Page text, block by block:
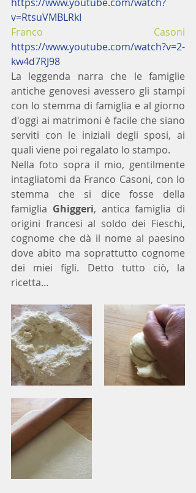
v=RtsuVMBLRkI
https://www.youtube.com/watch?v=2-
kw4d7RJ98
La leggenda narra che le famiglie
antiche genovesi avessero gli stampi
con lo stemma di famiglia e al giorno
d'oggi ai matrimoni è facile che siano
serviti con le iniziali degli sposi, ai
quali viene poi regalato lo stampo.
Nella foto sopra il mio, gentilmente
intagliatomi da Franco Casoni, con lo
stemma che si dice fosse della
famiglia Ghiggeri, antica famiglia di
origini francesi al soldo dei Fieschi,
cognome che dà il nome al paesino
dove abito ma soprattutto cognome
dei miei figli. Detto tutto ciò, la
ricetta...